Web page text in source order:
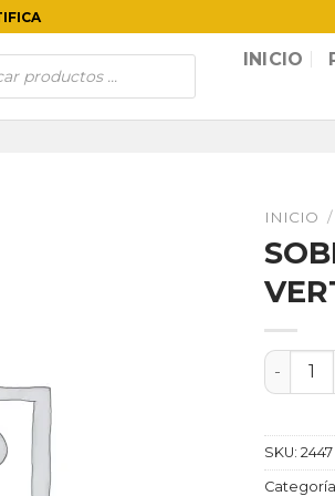
INICIO
INICIO /
SOBRE
SKU: 2447